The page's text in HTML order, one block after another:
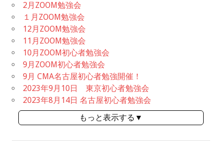
2月ZOOM勉強会
１月ZOOM勉強会
12月ZOOM勉強会
11月ZOOM勉強会
10月ZOOM初心者勉強会
9月ZOOM初心者勉強会
9月 CMA名古屋初心者勉強開催！
2023年9月10日 東京初心者勉強会
2023年8月14日 名古屋初心者勉強会
もっと表示する▼